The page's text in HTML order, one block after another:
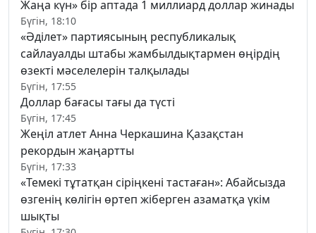
Жаңа күн» бір аптада 1 миллиард доллар жинады
Бүгін, 18:10
«Әділет» партиясының республикалық
сайлауалды штабы жамбылдықтармен өңірдің
өзекті мәселелерін талқылады
Бүгін, 17:55
Доллар бағасы тағы да түсті
Бүгін, 17:45
Жеңіл атлет Анна Черкашина Қазақстан
рекордын жаңартты
Бүгін, 17:33
«Темекі тұтатқан сіріңкені тастаған»: Абайсызда
өзгенің көлігін өртеп жіберген азаматқа үкім
шықты